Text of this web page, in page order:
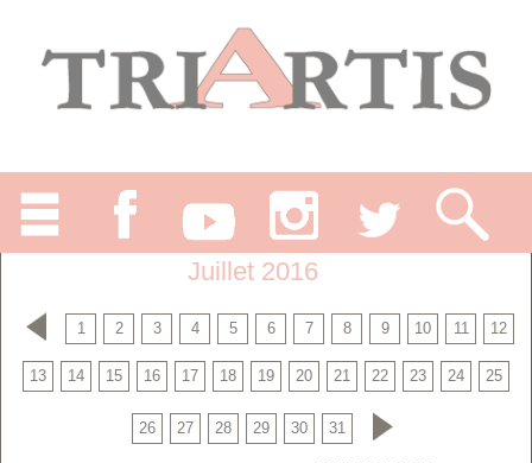
Juillet 2016
1 2 3 4 5 6 7 8 9 10 11 12
13 14 15 16 17 18 19 20 21 22 23 24 25
26 27 28 29 30 31